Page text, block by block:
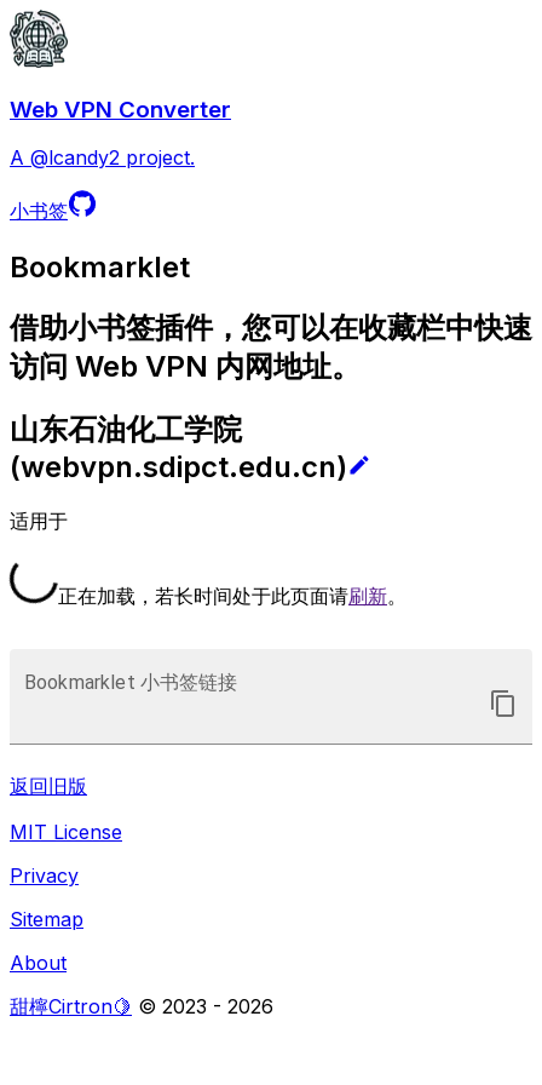
Web VPN Converter
A @lcandy2 project.
小书签
Bookmarklet
借助小书签插件，您可以在收藏栏中快速
访问 Web VPN 内网地址。
山东石油化工学院
(webvpn.sdipct.edu.cn)
适用于
正在加载，若长时间处于此页面请刷新。
Bookmarklet 小书签链接
返回旧版
MIT License
Privacy
Sitemap
About
甜檸Cirtron🍋 © 2023 - 2026